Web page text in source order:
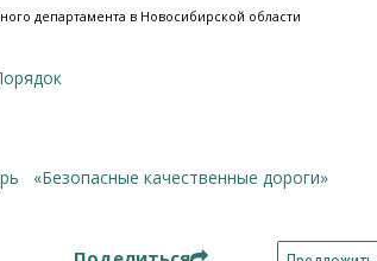
департамента в Новосибирской области
«Безопасные качественные дороги»